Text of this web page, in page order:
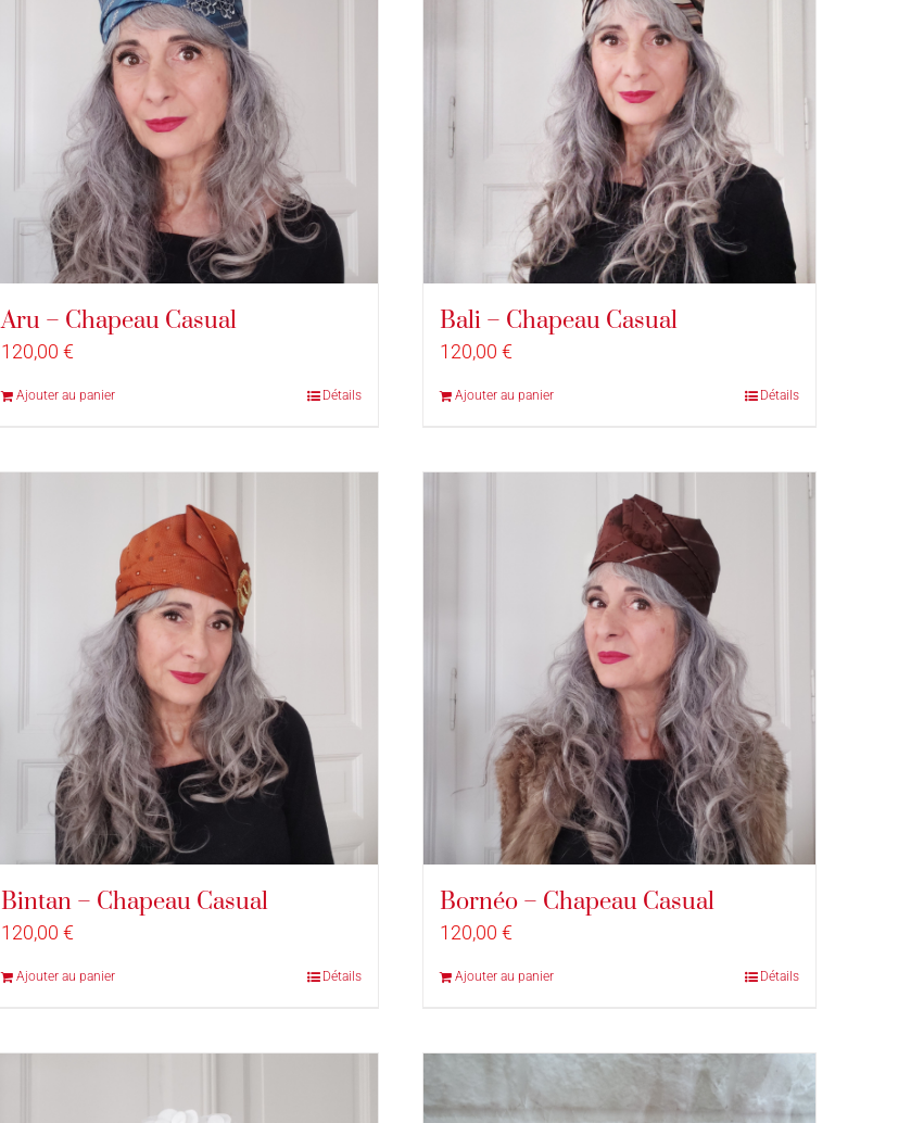
Aru – Chapeau Casual
120,00€
Ajouter au panier Détails
Bali – Chapeau Casual
120,00 €
Ajouter au panier Détails
Bintan – Chapeau Casual
120,00€
Ajouter au panier Détails
Bornéo – Chapeau Casual
120,00 €
Ajouter au panier Détails